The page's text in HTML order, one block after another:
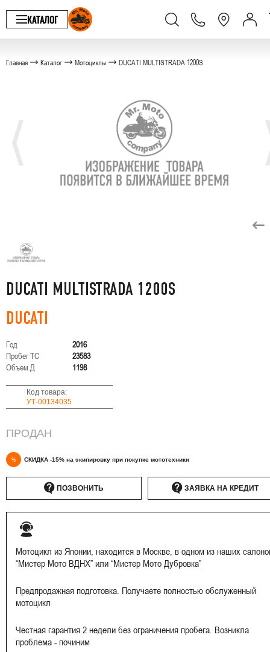
КАТАЛОГ
Главная Каталог Мотоциклы DUCATI MULTISTRADA 1200S
DUCATI MULTISTRADA 1200S
DUCATI
Год
2016
Пробег ТС
23583
Объем Д
1198
Код товара:
УТ-00134035
ПРОДАН
% СКИДКА -15% на экипировку при покупке мототехники
ПОЗВОНИТЬ ЗАЯВКА НА КРЕДИТ
Мотоцикл из Японии, находится в Москве, в одном из наших
“Мистер Мото ВДНХ” или “Мистер Мото Дубровка”
Предпродажная подготовка. Получаете полностью обслуженный
мотоцикл
Честная гарантия 2 недели без ограничения пробега. Возникла
проблема - починим